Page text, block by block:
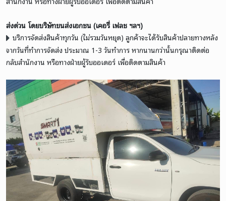
ส่งด่วน โดยบริษัทขนส่งเอกชน (เคอรี่ เฟลช ฯลฯ)
บริการจัดส่งสินค้าทุกวัน (ไม่รวมวันหยุด) ลูกค้าจะได้รับสินค้าปลายทางหลัง
จากวันที่ทำการจัดส่ง ประมาณ 1-3 วันทำการ หากนานกว่านั้นกรุณาติดต่อ
กลับสำนักงาน หรือทางฝ่ายผู้รับออเดอร์ เพื่อติดตามสินค้า